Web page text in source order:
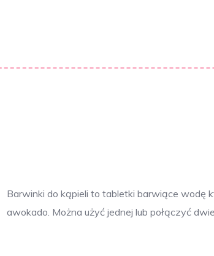
Barwinki do kąpieli to tabletki barwiące wodę
awokado. Można użyć jednej lub połączyć